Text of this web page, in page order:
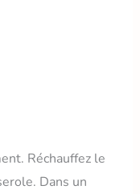
Réchauffez le
Dans un